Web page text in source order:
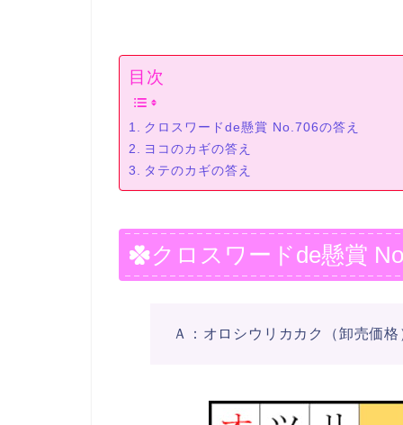
目次
クロスワードde懸賞 No.706の答え
ヨコのカギの答え
タテのカギの答え
クロスワードde懸賞
Ａ：オロシウリカカク（卸売価格